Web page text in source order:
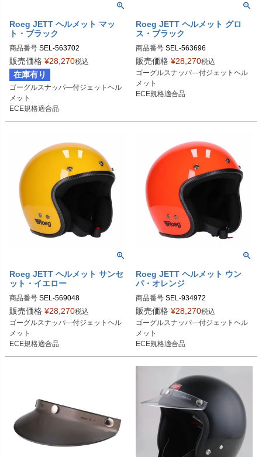
Roeg JETT ヘルメット マッ
ト・ブラック
商品番号 SEL-563702
販売価格 ¥28,270税込
在庫有り
ゴーグルスナッパ―付ジェットヘル
メット
ECE規格適合品
Roeg JETT ヘルメット グロ
ス・ブラック
商品番号 SEL-563696
販売価格 ¥28,270税込
ゴーグルスナッパ―付ジェットヘル
メット
ECE規格適合品
Roeg JETT ヘルメット サンセ
ット・イエロー
商品番号 SEL-569048
販売価格 ¥28,270税込
ゴーグルスナッパ―付ジェットヘル
メット
ECE規格適合品
Roeg JETT ヘルメット ウン
パ・オレンジ
商品番号 SEL-934972
販売価格 ¥28,270税込
ゴーグルスナッパ―付ジェットヘル
メット
ECE規格適合品